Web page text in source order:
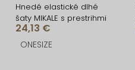
Hnedé elastické dlhé
šaty MIKALE s prestrihmi
24,13 €
ONESIZE